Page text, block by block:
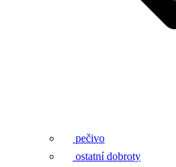
pečivo
ostatní dobroty